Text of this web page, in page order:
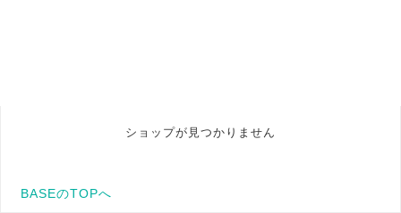
ショップが見つかりません
BASEのTOPへ